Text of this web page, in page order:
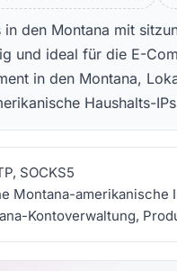
in den Montana mit
und ideal für die E-
in den Montana,
Haushalts-
SOCKS5
Montana-amerikanische
Kontoverwaltung,